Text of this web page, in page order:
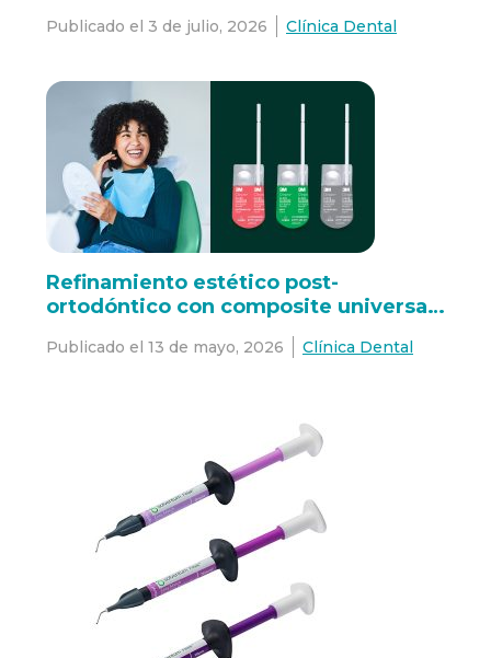
Publicado el 3 de julio, 2026 Clínica Dental
Refinamiento estético post-
ortodóntico con composite universal
3M™ Filtek™ Easy Match
Publicado el 13 de mayo, 2026 Clínica Dental